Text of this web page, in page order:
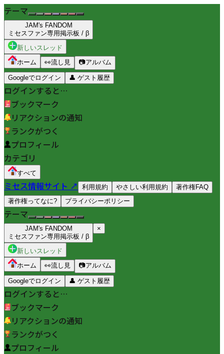
テーマ
JAM's FANDOM
ミセスファン専用掲示板 / β
新しいスレッド
ホーム
👀流し見 📷アルバム
Googleでログイン 👤 ゲスト履歴
ログインすると…
ブックマーク
リアクションの通知
ランクがつく
プロフィール
カテゴリ
すべて
ミセス情報サイト ↗ 利用規約 やさしい利用規約
著作権FAQ
著作権ってなに?
プライバシーポリシー
テーマ
JAM's FANDOM
ミセスファン専用掲示板 / β
×
新しいスレッド
ホーム
👀流し見 📷アルバム
Googleでログイン 👤 ゲスト履歴
ログインすると…
ブックマーク
リアクションの通知
ランクがつく
プロフィール